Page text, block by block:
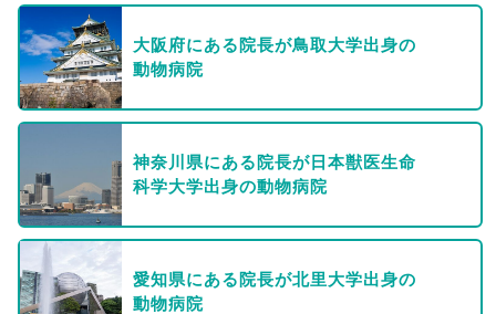
大阪府にある院長が鳥取大学出身の
動物病院
神奈川県にある院長が日本獣医生命
科学大学出身の動物病院
愛知県にある院長が北里大学出身の
動物病院